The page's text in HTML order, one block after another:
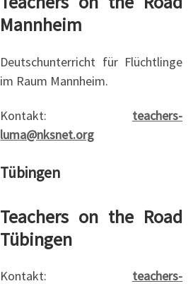
Mannheim
Deutschunterricht für Flüchtlinge
im Raum Mannheim.
Kontakt: teachers-
luma@nksnet.org
Tübingen
Teachers on the Road
Tübingen
Kontakt:
teachers-